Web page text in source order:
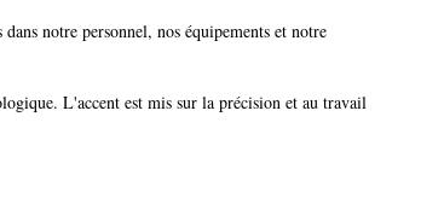
notre personnel, nos équipements et notre
L'accent est mis sur la précision et au travail